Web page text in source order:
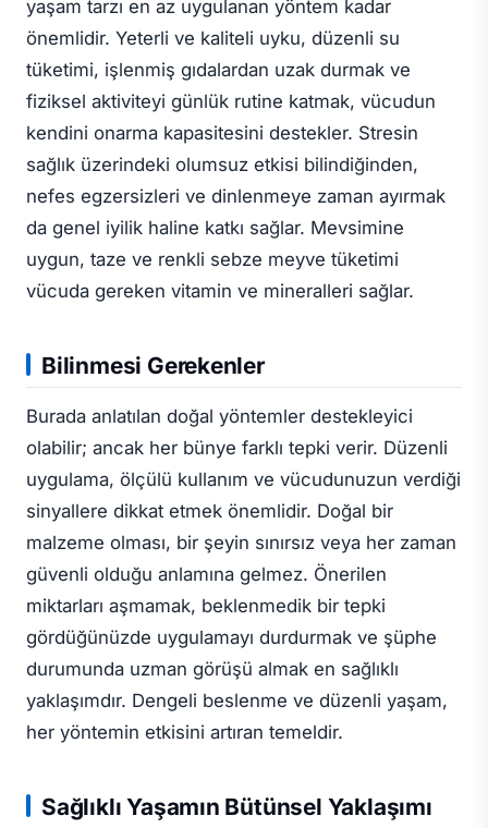
yaşam tarzı en az uygulanan yöntem kadar
önemlidir. Yeterli ve kaliteli uyku, düzenli su
tüketimi, işlenmiş gıdalardan uzak durmak ve
fiziksel aktiviteyi günlük rutine katmak, vücudun
kendini onarma kapasitesini destekler. Stresin
sağlık üzerindeki olumsuz etkisi bilindiğinden,
nefes egzersizleri ve dinlenmeye zaman ayırmak
da genel iyilik haline katkı sağlar. Mevsimine
uygun, taze ve renkli sebze meyve tüketimi
vücuda gereken vitamin ve mineralleri sağlar.
Bilinmesi Gerekenler
Burada anlatılan doğal yöntemler destekleyici
olabilir; ancak her bünye farklı tepki verir. Düzenli
uygulama, ölçülü kullanım ve vücudunuzun verdiği
sinyallere dikkat etmek önemlidir. Doğal bir
malzeme olması, bir şeyin sınırsız veya her zaman
güvenli olduğu anlamına gelmez. Önerilen
miktarları aşmamak, beklenmedik bir tepki
gördüğünüzde uygulamayı durdurmak ve şüphe
durumunda uzman görüşü almak en sağlıklı
yaklaşımdır. Dengeli beslenme ve düzenli yaşam,
her yöntemin etkisini artıran temeldir.
Sağlıklı Yaşamın Bütünsel Yaklaşımı